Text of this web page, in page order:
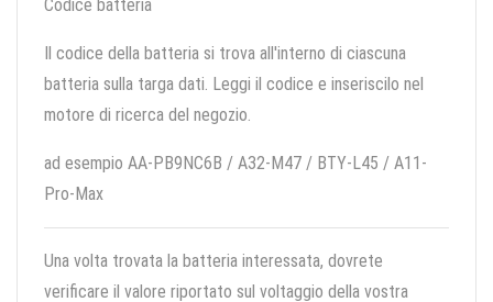
Codice batteria
Il codice della batteria si trova all'interno di ciascuna
batteria sulla targa dati. Leggi il codice e inseriscilo nel
motore di ricerca del negozio.
ad esempio AA-PB9NC6B / A32-M47 / BTY-L45 / A11-
Pro-Max
Una volta trovata la batteria interessata, dovrete
verificare il valore riportato sul voltaggio della vostra